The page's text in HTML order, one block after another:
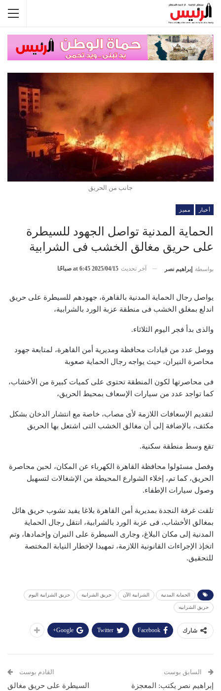
جانب من الحريق
أخبار مميز
الحماية المدنية تواصل الجهود للسيطرة
على حريق مغالق الخشب فى الشرابية
بواسطة إبراهيم نصر آخر تحديث 2025/04/15 at 6:45 صباحًا
يواصل رجال الحماية المدنية بالقاهرة، جهودهم للسيطرة على حريق
اندلع بمغلق الخشب فى منطقة عزبة الورد بالشرابية،
والذى بدأ فجر اليوم الثلاثاء.
ووصل عدد من قيادات محافظة ومديرية أمن القاهرة، لمتابعة جهود
محاصرة النيران، حيث يواجه رجال الحماية صعوبة
فى محاصرتها لكون المنطقة تحتوى على كميات كبيرة من الأخشاب،
كما تواجد عدد من سيارات الإسعاف بمحيط الحريق،
لتقديم الإسعافات اللازمة لأى مصاب، خاصة مع انتشار الدخان بشكل
مكثف، بالإضافة إلى أن مغالق الخشب التى اشتعل بها الحريق
تقع وسط منطقة سكنية.
وفصل مسئولوا محافظة القاهرة الكهرباء عن المكان، لحين محاصرة
الحريق، كما تم، إخلاء الشوارع المحيطة من الإشغالات لتسهيل
وصول سيارات الإطفاء.
تلقت غرفة النجدة بمديرية أمن القاهرة بلاغا يفيد نشوب حريق هائل
بمغالق الأخشاب، فى عزبة الورد بالشرابية، انتقل رجال الحماية
المدنية إلى مكان البلاغ، وجارى السيطرة على النيران وإخمادها، وتم
اتخإذ الإجراءات القانونية اللازمة، تمهيدا لإخطار النيابة المختصة
للتحقيق.
الحماية المدنية الشرابية الآن حريق الشرابية حريق الشرابية اليوم
حريق الشرابيه
شارك Facebook
Twitter
Google+
السابق بوست
إبراهيم نصر يكتب: المعجزة
القادم بوست
السيطرة على حريق مغالق